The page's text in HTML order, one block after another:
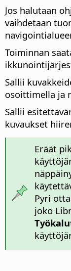
Jos halutaan
vaihdetaan
Toiminnan
Sallii
osoittimella ja
Sallii
kuvaukset
Eräät
Pyri
joko